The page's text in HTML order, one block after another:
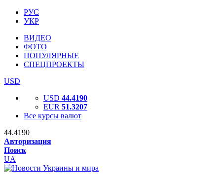
РУС
УКР
ВИДЕО
ФОТО
ПОПУЛЯРНЫЕ
СПЕЦПРОЕКТЫ
USD
USD 44.4190
EUR 51.3207
Все курсы валют
44.4190
Авторизация
Поиск
UA